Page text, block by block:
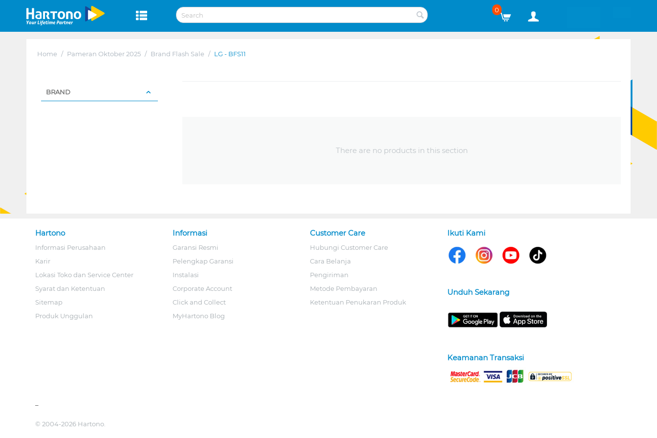
0
Home / Pameran Oktober 2025 / Brand Flash Sale / LG - BFS11
BRAND
There are no products in this section
Hartono
Informasi Perusahaan
Karir
Lokasi Toko dan Service Center
Syarat dan Ketentuan
Sitemap
Produk Unggulan
Informasi
Garansi Resmi
Pelengkap Garansi
Instalasi
Corporate Account
Click and Collect
MyHartono Blog
Customer Care
Hubungi Customer Care
Cara Belanja
Pengiriman
Metode Pembayaran
Ketentuan Penukaran Produk
Ikuti Kami
Unduh Sekarang
Keamanan Transaksi
© 2004-2026 Hartono.